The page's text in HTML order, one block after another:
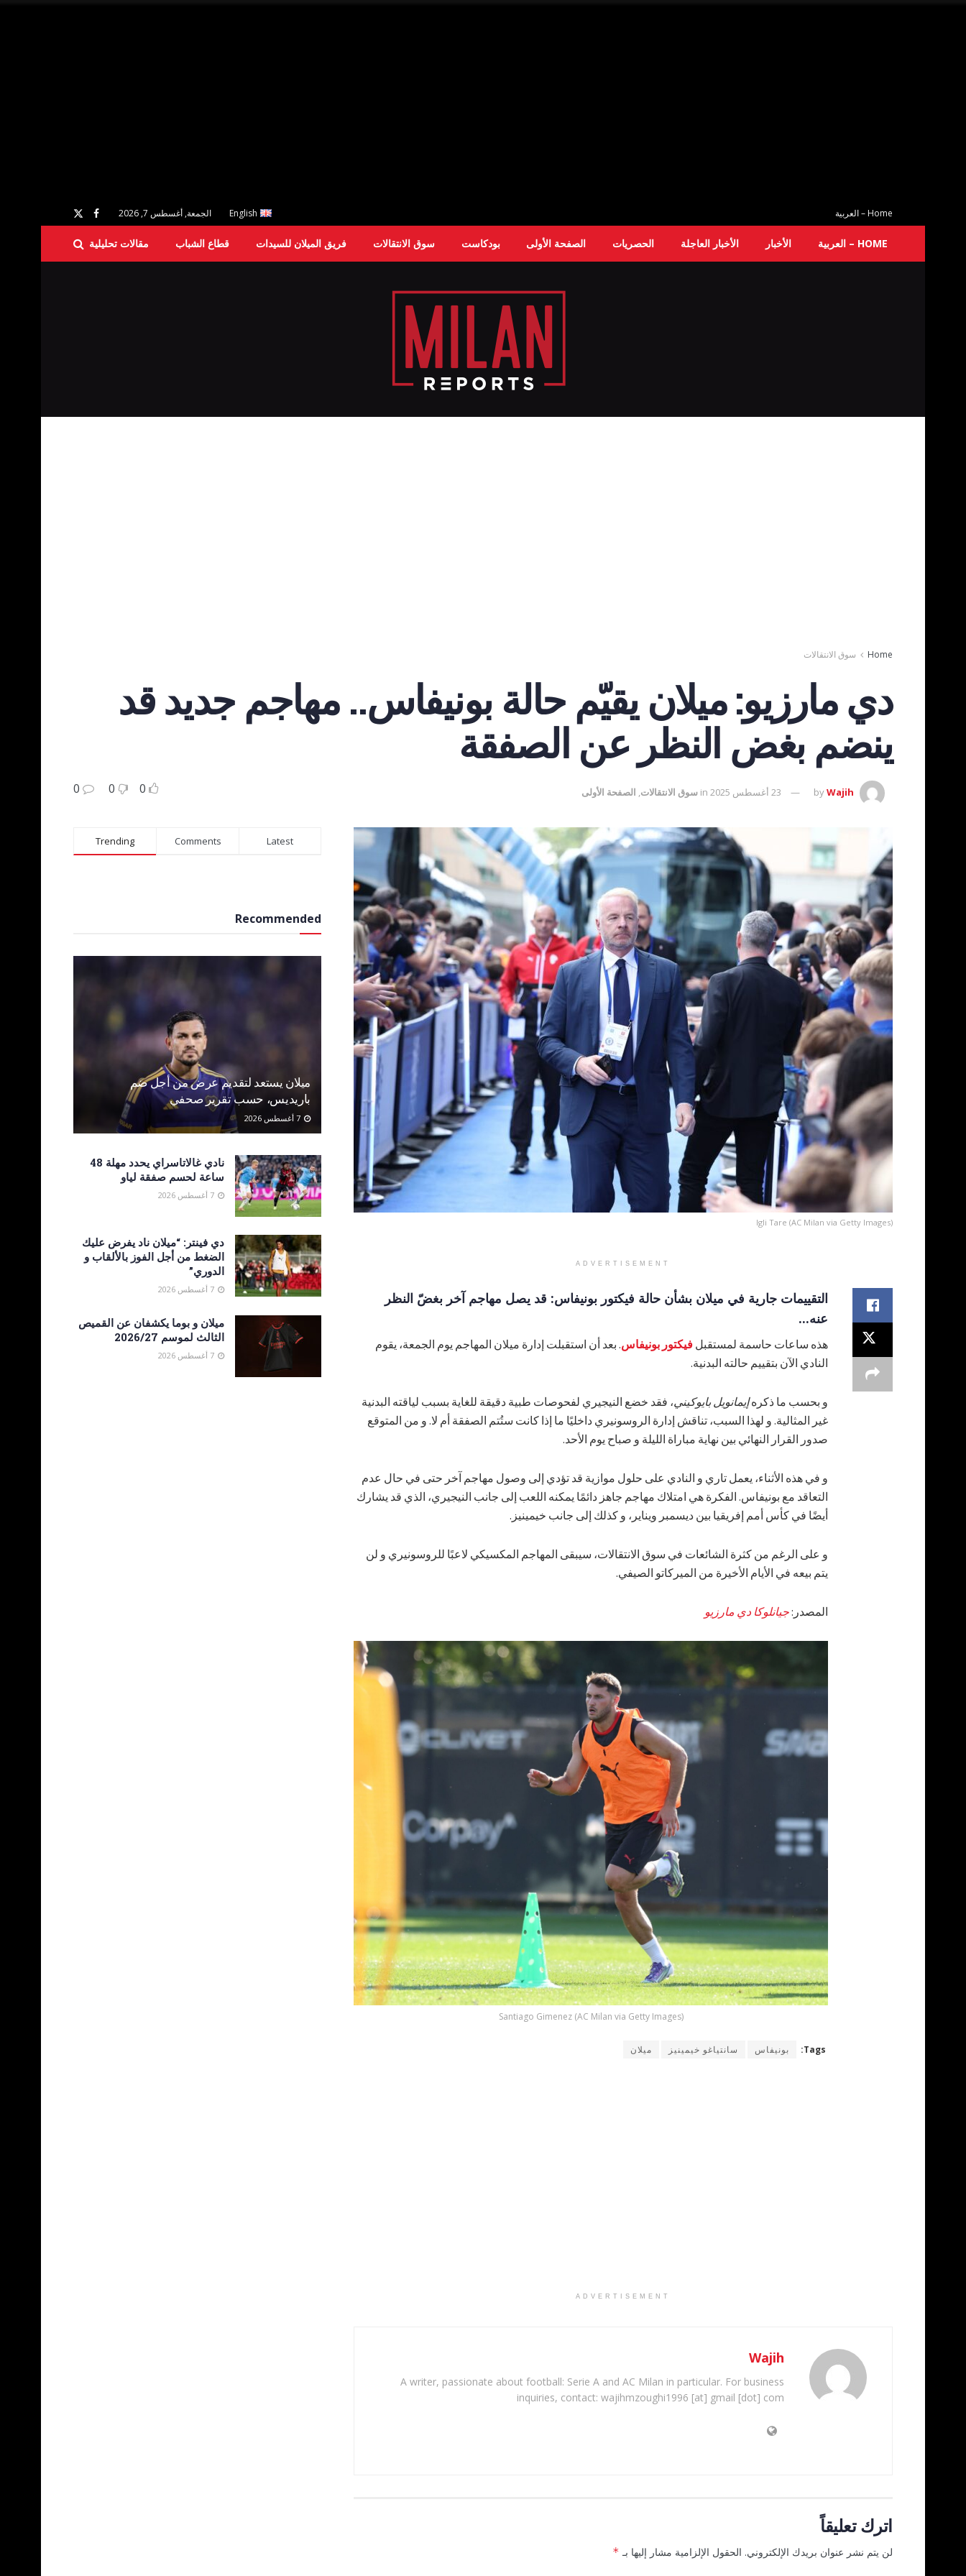
Home – العربية English الجمعة, أغسطس 7, 2026
HOME – العربية الأخبار الأخبار العاجلة الحصريات الصفحة الأولى بودكاست سوق الانتقالات فريق الميلان للسيدات قطاع الشباب مقالات تحليلية
Home سوق الانتقالات
دي مارزيو: ميلان يقيّم حالة بونيفاس.. مهاجم جديد قد
ينضم بغض النظر عن الصفقة
byWajih 23 أغسطس 2025 in سوق الانتقالات, الصفحة الأولى 0
0
Igli Tare (AC Milan via Getty Images)
ADVERTISEMENT
التقييمات جارية في ميلان بشأن حالة فيكتور بونيفاس: قد يصل مهاجم آخر بغضّ النظر
عنه...
هذه ساعات حاسمة لمستقبل فيكتور بونيفاس. بعد أن استقبلت إدارة ميلان المهاجم يوم الجمعة، يقوم
النادي الآن بتقييم حالته البدنية.
و بحسب ما ذكرهإيمانويل بايوكيني، فقد خضع النيجيري لفحوصات طبية دقيقة للغاية بسبب لياقته البدنية
غير المثالية. و لهذا السبب، تناقش إدارة الروسونيري داخليًا ما إذا كانت ستُتم الصفقة أم لا. و من المتوقع
صدور القرار النهائي بين نهاية مباراة الليلة و صباح يوم الأحد.
و في هذه الأثناء، يعمل تاري و النادي على حلول موازية قد تؤدي إلى وصول مهاجم آخر حتى في حال عدم
التعاقد مع بونيفاس. الفكرة هي امتلاك مهاجم جاهز دائمًا يمكنه اللعب إلى جانب النيجيري، الذي قد يشارك
أيضًا في كأس أمم إفريقيا بين ديسمبر ويناير، و كذلك إلى جانب خيمينيز.
و على الرغم من كثرة الشائعات في سوق الانتقالات، سيبقى المهاجم المكسيكي لاعبًا للروسونيري و لن
يتم بيعه في الأيام الأخيرة من الميركاتو الصيفي.
المصدر:جيانلوكا دي مارزيو
Santiago Gimenez (AC Milan via Getty Images)
Tags: بونيفاس سانتياغو خيمينيز ميلان
ADVERTISEMENT
Wajih
A writer, passionate about football: Serie A and AC Milan in particular. For business
inquiries, contact: wajihmzoughi1996 [at] gmail [dot] com
اترك تعليقاً
لن يتم نشر عنوان بريدك الإلكتروني. الحقول الإلزامية مشار إليها بـ *
Trending Comments Latest
Recommended
ميلان يستعد لتقديم عرض من أجل ضم
باريديس، حسب تقرير صحفي
نادي غالاتاسراي يحدد مهلة 48
ساعة لحسم صفقة لياو
دي فينتر: “ميلان ناد يفرض عليك
الضغط من أجل الفوز بالألقاب و
الدوري”
ميلان و بوما يكشفان عن القميص
الثالث لموسم 2026/27